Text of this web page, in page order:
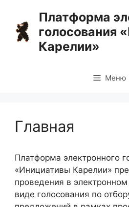
содержимому
Платформа
голосования
Карелии»
Меню
Главная
Платформа электронного
«Инициативы Карелии»
проведения в электронном
виде голосования по